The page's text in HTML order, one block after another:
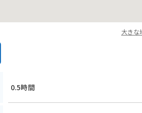
大きな
0.5時間